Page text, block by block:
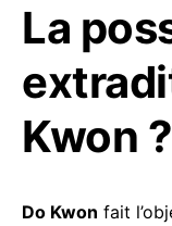
La
Kwon ?
Do Kwon fait